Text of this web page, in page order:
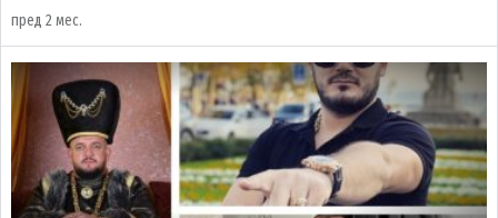
пред 2 мес.